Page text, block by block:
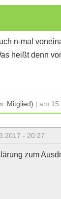
n-mal
heißt denn
Mitglied) | am
- 20:27
zum